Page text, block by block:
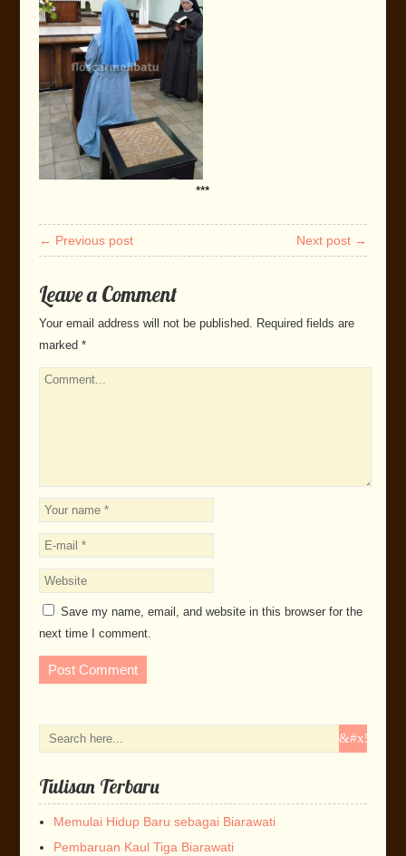
***
← Previous post Next post →
Leave a Comment
Your email address will not be published. Required fields are
marked *
Save my name, email, and website in this browser for the
next time I comment.
Tulisan Terbaru
Memulai Hidup Baru sebagai Biarawati
Pembaruan Kaul Tiga Biarawati